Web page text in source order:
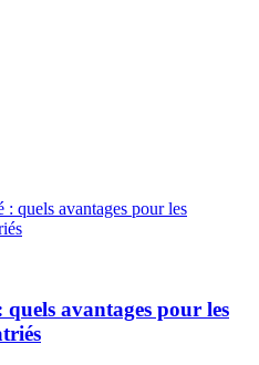
avantages pour les